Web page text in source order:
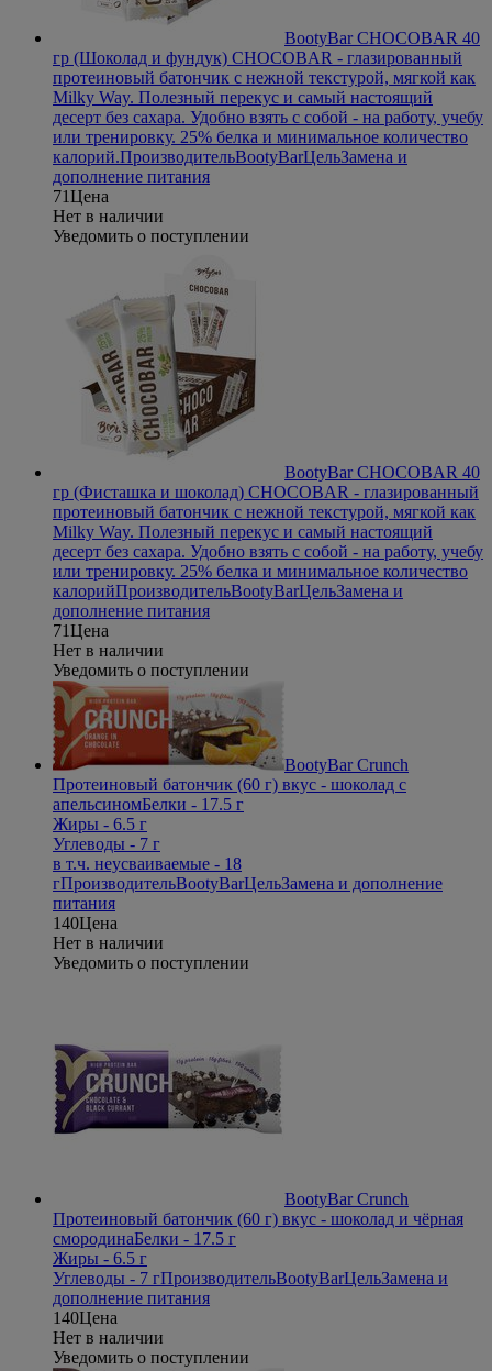
BootyBar CHOCOBAR 40
гр (Шоколад и фундук) CHOCOBAR - глазированный
протеиновый батончик с нежной текстурой, мягкой как
Milky Way. Полезный перекус и самый настоящий
десерт без сахара. Удобно взять с собой - на работу, учебу
или тренировку. 25% белка и минимальное количество
калорий.ПроизводительBootyBarЦельЗамена и
дополнение питания
71Цена
Нет в наличии
Уведомить о поступлении
BootyBar CHOCOBAR 40
гр (Фисташка и шоколад) CHOCOBAR - глазированный
протеиновый батончик с нежной текстурой, мягкой как
Milky Way. Полезный перекус и самый настоящий
десерт без сахара. Удобно взять с собой - на работу, учебу
или тренировку. 25% белка и минимальное количество
калорийПроизводительBootyBarЦельЗамена и
дополнение питания
71Цена
Нет в наличии
Уведомить о поступлении
BootyBar Crunch
Протеиновый батончик (60 г) вкус - шоколад с
апельсиномБелки - 17.5 г
Жиры - 6.5 г
Углеводы - 7 г
в т.ч. неусваиваемые - 18
гПроизводительBootyBarЦельЗамена и дополнение
питания
140Цена
Нет в наличии
Уведомить о поступлении
BootyBar Crunch
Протеиновый батончик (60 г) вкус - шоколад и чёрная
смородинаБелки - 17.5 г
Жиры - 6.5 г
Углеводы - 7 гПроизводительBootyBarЦельЗамена и
дополнение питания
140Цена
Нет в наличии
Уведомить о поступлении